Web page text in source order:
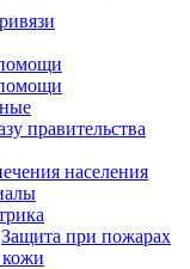
правительства
населения
Защита при пожарах